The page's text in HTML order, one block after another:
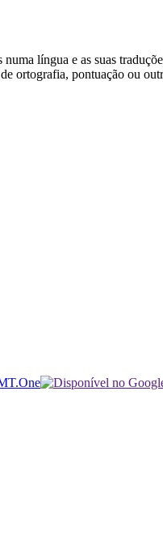
língua e as suas
ortografia, pontuação ou